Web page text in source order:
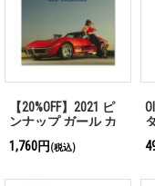
【20%OFF】2021 ピ
ンナップ ガール カ
1,760円 (税込)